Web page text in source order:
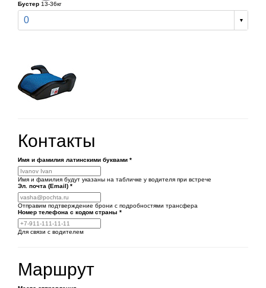
Бустер 13-36кг
0
Контакты
Имя и фамилия латинскими буквами *
Имя и фамилия будут указаны на табличке у водителя при встрече
Эл. почта (Email) *
Отправим подтверждение брони с подробностями трансфера
Номер телефона с кодом страны *
Для связи с водителем
Маршрут